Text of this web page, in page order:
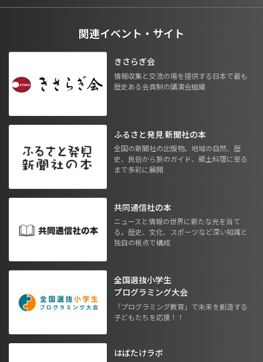
関連イベント・サイト
きさらぎ会
情報収集と交流の場を提供する日本で最も
歴史ある会員制の講演会組織
ふるさと発見 新聞社の本
全国の新聞社の出版物。地域の自然、歴
史、民俗から旅のガイド、郷土料理に至る
まで多彩に展開
共同通信社の本
ニュースと情報の世界に新たな光を当て
る。歴史、文化、スポーツなど深い知識と
独自の視点で構成
全国選抜小学生
プログラミング大会
「プログラミング教育」で未来を創造する
子どもたちを応援！！
はばたけラボ